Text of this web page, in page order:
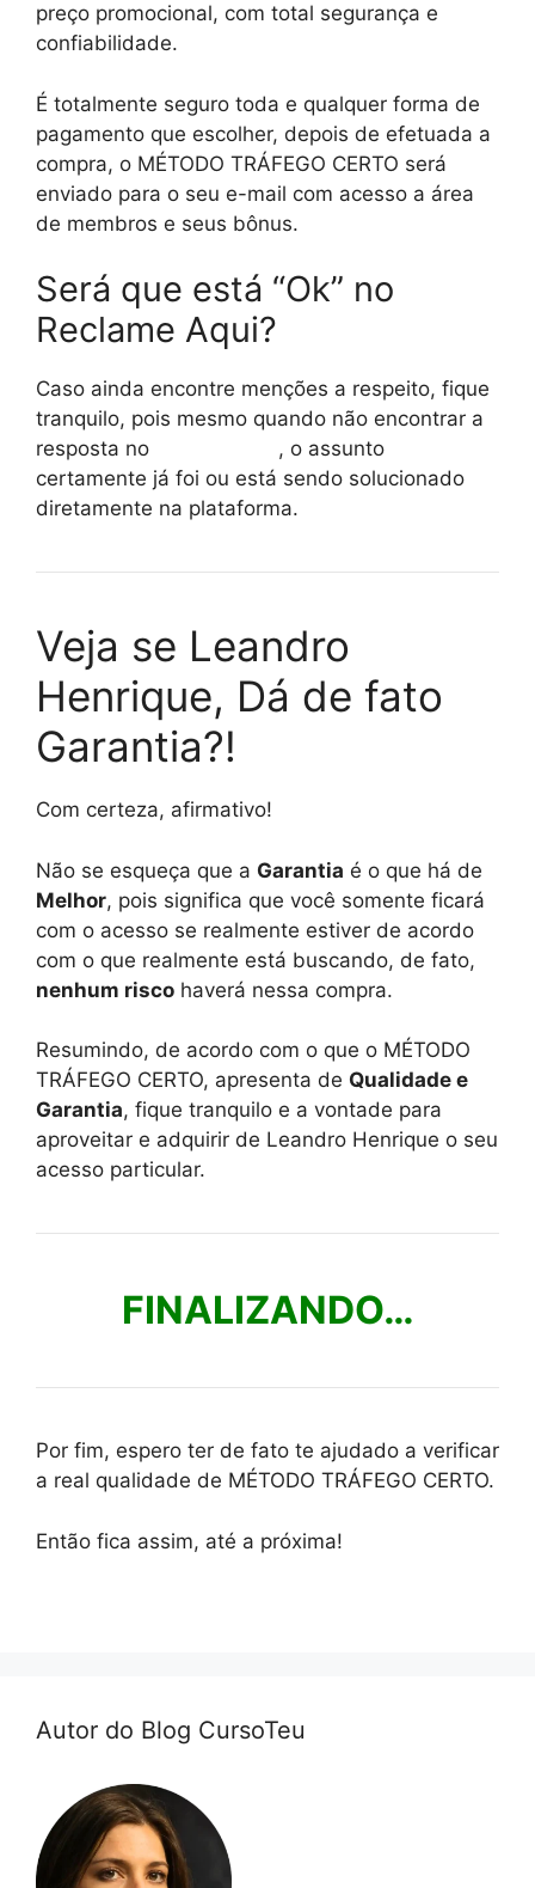
preço promocional, com total segurança e
confiabilidade.
É totalmente seguro toda e qualquer forma de
pagamento que escolher, depois de efetuada a
compra, o MÉTODO TRÁFEGO CERTO será
enviado para o seu e-mail com acesso a área
de membros e seus bônus.
Será que está “Ok” no
Reclame Aqui?
Caso ainda encontre menções a respeito, fique
tranquilo, pois mesmo quando não encontrar a
resposta no
, o assunto
certamente já foi ou está sendo solucionado
diretamente na plataforma.
Veja se Leandro
Henrique, Dá de fato
Garantia?!
Com certeza, afirmativo!
Não se esqueça que a Garantia é o que há de
Melhor, pois significa que você somente ficará
com o acesso se realmente estiver de acordo
com o que realmente está buscando, de fato,
nenhum risco haverá nessa compra.
Resumindo, de acordo com o que o MÉTODO
TRÁFEGO CERTO, apresenta de Qualidade e
Garantia, fique tranquilo e a vontade para
aproveitar e adquirir de Leandro Henrique o seu
acesso particular.
FINALIZANDO…
Por fim, espero ter de fato te ajudado a verificar
a real qualidade de MÉTODO TRÁFEGO CERTO.
Então fica assim, até a próxima!
Autor do Blog CursoTeu